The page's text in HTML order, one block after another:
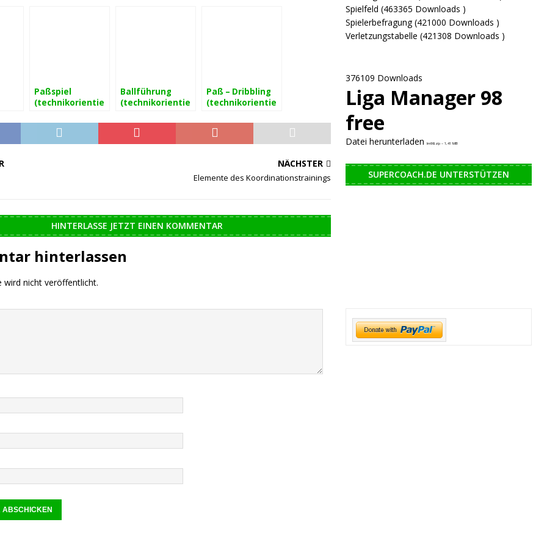
Paßspiel
(technikorientie
Koordinationstr
aining)
Ballführung
(technikorientie
Koordinationstr
aining)
Paß – Dribbling
(technikorientie
Koordinationstr
aining)
NÄCHSTER
Elemente des Koordinationstrainings
HINTERLASSE JETZT EINEN KOMMENTAR
hinterlassen
wird nicht veröffentlicht.
Spielfeld (463365 Downloads )
Spielerbefragung (421000 Downloads )
Verletzungstabelle (421308 Downloads )
376109 Downloads
Liga Manager 98
free
Datei herunterladen lm98.zip – 1,41 MB
SUPERCOACH.DE UNTERSTÜTZEN